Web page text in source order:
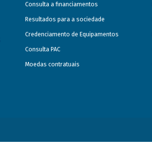
Consulta a financiamentos
Resultados para a sociedade
Credenciamento de Equipamentos
Consulta PAC
Moedas contratuais